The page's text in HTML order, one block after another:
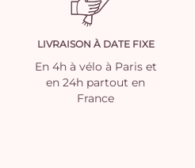
LIVRAISON À DATE FIXE
En 4h à vélo à Paris et
en 24h partout en
France